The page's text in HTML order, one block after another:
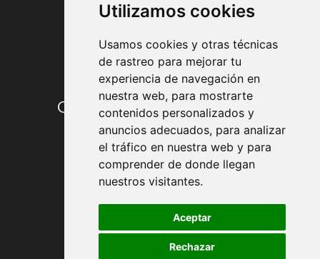
Utilizamos cookies
Usamos cookies y otras técnicas
de rastreo para mejorar tu
experiencia de navegación en
nuestra web, para mostrarte
contenidos personalizados y
anuncios adecuados, para analizar
el tráfico en nuestra web y para
comprender de donde llegan
nuestros visitantes.
Aceptar
Rechazar
Condiciones de contratación
Envío y entrega
Devoluciones
Formas de pago